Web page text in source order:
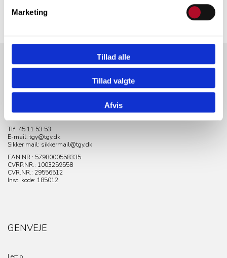
Marketing
Tillad alle
Tillad valgte
Afvis
Tlf. 45 11 53 53
E-mail: tgy@tgy.dk
Sikker mail: sikkermail@tgy.dk
EAN.NR.: 5798000558335
CVRP.NR.: 1003259558
CVR.NR.: 29556512
Inst. kode: 185012
GENVEJE